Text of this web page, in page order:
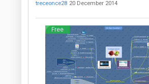
treceonce28 20 December 2014
Free